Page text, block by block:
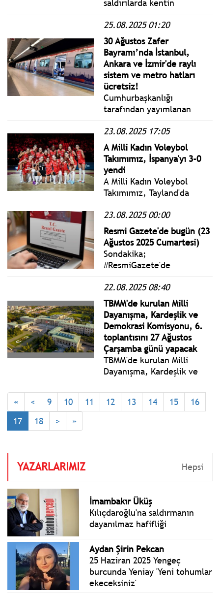
buluşacak.
saldırılarda kentin
Hastanesi vuruldu. Gazzeli
yetkililer İsrail saldırısında
beşi gazeteci en az 20
kişinin öldürüldüğünü
açıkladı.
25.08.2025 01:20
30 Ağustos Zafer
Bayramı’nda İstanbul,
Ankara ve İzmir'de raylı
sistem ve metro hatları
ücretsiz!
Cumhurbaşkanlığı
tarafından yayımlanan
Zafer Bayramı dolayısıyla
İstanbul, Ankara ve
İzmir'de belirli raylı sistem
ve metro hatlarında ulaşım
ücretsiz olacak.
23.08.2025 17:05
A Milli Kadın Voleybol
Takımımız, İspanya'yı 3-0
yendi
A Milli Kadın Voleybol
Takımımız, Tayland'da
Kadınlar Dünya Voleybol
Şampiyonası'na galibiyetle
başladı.
23.08.2025 00:00
Resmi Gazete'de bugün (23
Ağustos 2025 Cumartesi)
Sondakika;
#ResmiGazete'de
Cumartesi yönetmelik,
genelge ve tebliğler
takip edebilirsiniz.
22.08.2025 08:40
TBMM'de kurulan Milli
Dayanışma, Kardeşlik ve
Demokrasi Komisyonu, 6.
toplantısını 27 Ağustos
Çarşamba günü yapacak
TBMM'de kurulan Milli
Dayanışma, Kardeşlik ve
toplantısını 27 Ağustos
Çarşamba günü, 7'nci
« < 9 10 11 12 13 14 15
16
17
18 > »
YAZARLARIMIZ Hepsi
İmambakır Üküş
Kılıçdaroğlu'na saldırmanın
dayanılmaz hafifliği
Aydan Şirin Pekcan
25 Haziran 2025 Yengeç
burcunda Yeniay 'Yeni tohumlar
ekeceksiniz'